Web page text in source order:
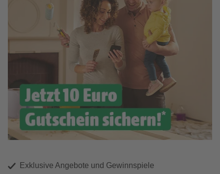
Exklusive Angebote und Gewinnspiele